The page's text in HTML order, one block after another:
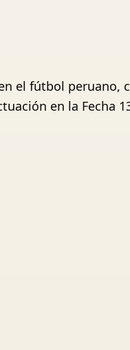
el fútbol
en la Fecha